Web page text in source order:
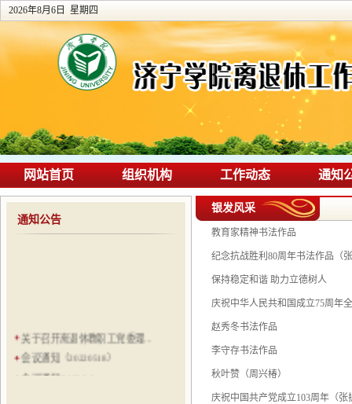
2026年8月6日 星期四
网站首页 组织机构 工作动态 通知
通知公告
关于召开离退休教职工党委理...
会议通知（20220518）
会议通知 2022.3.8
银发风采
教育家精神书法作品
纪念抗战胜利80周年书法作品（
保持稳定和谐 助力立德树人
庆祝中华人民共和国成立75周年
赵秀冬书法作品
李守存书法作品
秋叶赞（周兴椿）
庆祝中国共产党成立103周年（